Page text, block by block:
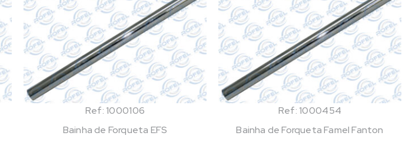
Ref: 1000106
Bainha de Forqueta EFS
Ref: 1000454
Bainha de Forqueta Famel Fanton